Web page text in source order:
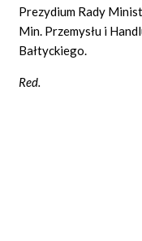
Prezydium Rady
Min. Przemysłu i
Bałtyckiego.
Red.